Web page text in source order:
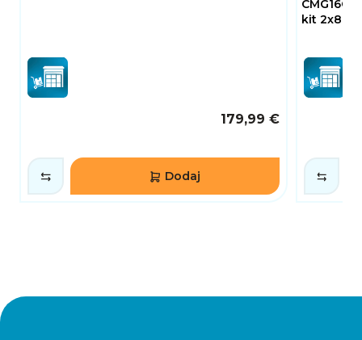
179,99 €
Dodaj
kit 2x8GB